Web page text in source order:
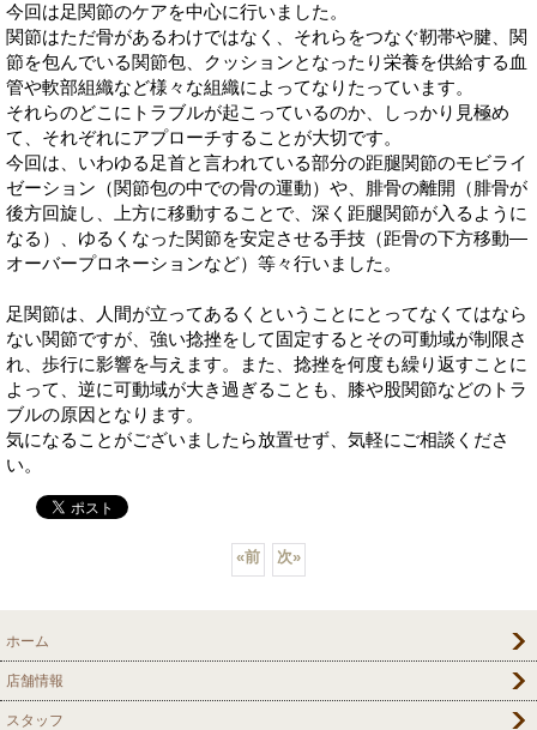
今回は足関節のケアを中心に行いました。
関節はただ骨があるわけではなく、それらをつなぐ靭帯や腱、関
節を包んでいる関節包、クッションとなったり栄養を供給する血
管や軟部組織など様々な組織によってなりたっています。
それらのどこにトラブルが起こっているのか、しっかり見極め
て、それぞれにアプローチすることが大切です。
今回は、いわゆる足首と言われている部分の距腿関節のモビライ
ゼーション（関節包の中での骨の運動）や、腓骨の離開（腓骨が
後方回旋し、上方に移動することで、深く距腿関節が入るように
なる）、ゆるくなった関節を安定させる手技（距骨の下方移動―
オーバープロネーションなど）等々行いました。
足関節は、人間が立ってあるくということにとってなくてはなら
ない関節ですが、強い捻挫をして固定するとその可動域が制限さ
れ、歩行に影響を与えます。また、捻挫を何度も繰り返すことに
よって、逆に可動域が大き過ぎることも、膝や股関節などのトラ
ブルの原因となります。
気になることがございましたら放置せず、気軽にご相談くださ
い。
«前 次»
ホーム
店舗情報
スタッフ